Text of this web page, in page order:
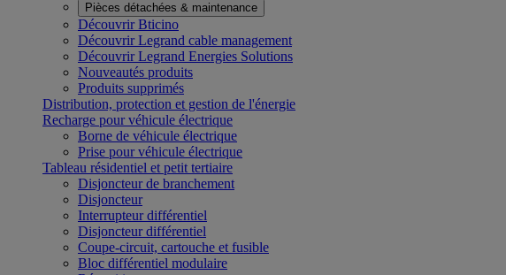
Pièces détachées & maintenance
Découvrir Bticino
Découvrir Legrand cable management
Découvrir Legrand Energies Solutions
Nouveautés produits
Produits supprimés
Distribution, protection et gestion de l'énergie
Recharge pour véhicule électrique
Borne de véhicule électrique
Prise pour véhicule électrique
Tableau résidentiel et petit tertiaire
Disjoncteur de branchement
Disjoncteur
Interrupteur différentiel
Disjoncteur différentiel
Coupe-circuit, cartouche et fusible
Bloc différentiel modulaire